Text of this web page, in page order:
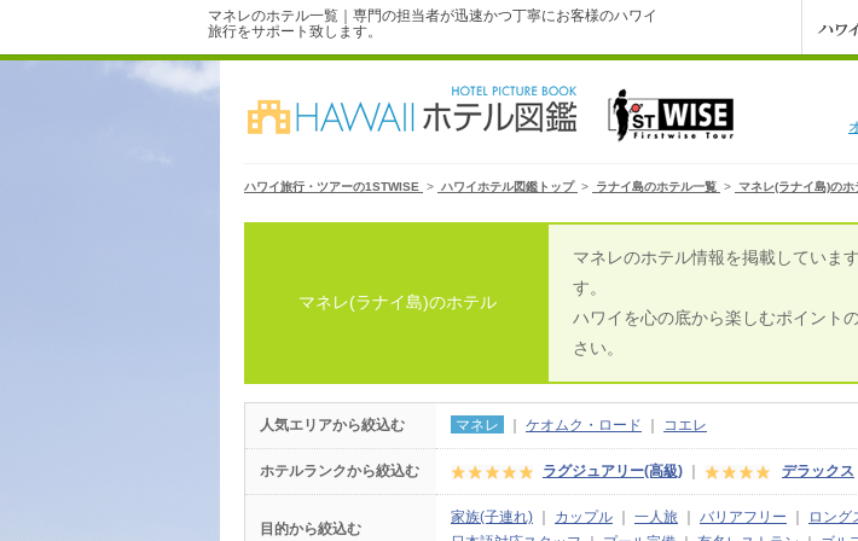
マネレのホテル一覧｜専門の担当者が迅速かつ丁寧にお客様のハワイ
旅行をサポート致します。
ハワイ旅行・ツアーの1STWISE > ハワイホテル図鑑トップ > ラナイ島のホテル一覧 > マネレ(ラナイ島)のホ
マネレ(ラナイ島)のホテル
マネレのホテル情報を掲載していま
す。
ハワイを心の底から楽しむポイント
さい。
人気エリアから絞込む マネレ ケオムク・ロード コエレ
ホテルランクから絞込む ラグジュアリー(高級) デラックス
目的から絞込む
家族(子連れ) カップル 一人旅 バリアフリー ロング